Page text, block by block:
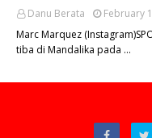
Danu Berata
February
Marc Marquez
tiba di Mandalika pada …